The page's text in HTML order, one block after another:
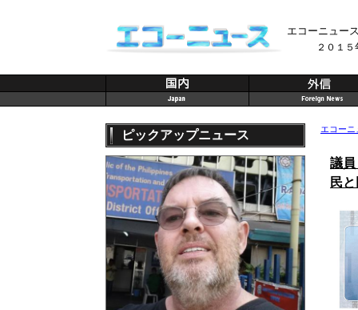
エコーニュー
２０１
ピックアップニュース エコーニ
議
民